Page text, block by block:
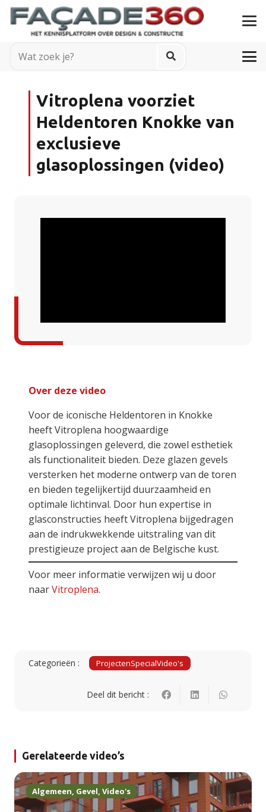
Vitroplena voorziet
Heldentoren Knokke van
exclusieve
glasoplossingen (video)
Over deze video
Voor de iconische Heldentoren in Knokke
heeft Vitroplena hoogwaardige
glasoplossingen geleverd, die zowel esthetiek
als functionaliteit bieden. Deze glazen gevels
versterken het moderne ontwerp van de toren
en bieden tegelijkertijd duurzaamheid en
optimale lichtinval. Door hun expertise in
glasconstructies heeft Vitroplena bijgedragen
aan de indrukwekkende uitstraling van dit
prestigieuze project aan de Belgische kust.
Voor meer informatie verwijzen wij u door
naarVitroplena.
Categorieën : ProjectenSpecialVideo's
Deel dit bericht :
Gerelateerde video’s
Algemeen, Gevel, Video's